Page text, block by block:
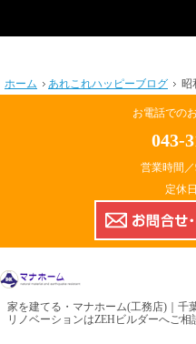
ホーム あれこれハッピーブログ 昭和
お電話での
043-
営業時間
定休
家を建てる・ マナホーム(工務店)｜千
リノベーションはZEHビルダーへご相